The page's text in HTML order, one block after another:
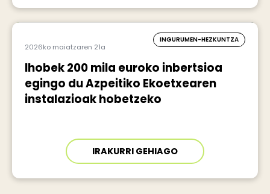
2026ko maiatzaren 21a
INGURUMEN-HEZKUNTZA
Ihobek 200 mila euroko inbertsioa
egingo du Azpeitiko Ekoetxearen
instalazioak hobetzeko
IRAKURRI GEHIAGO